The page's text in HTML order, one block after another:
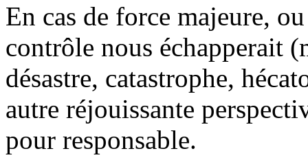
En cas de force majeure,
contrôle nous échapperait
désastre, catastrophe,
autre réjouissante
pour responsable.